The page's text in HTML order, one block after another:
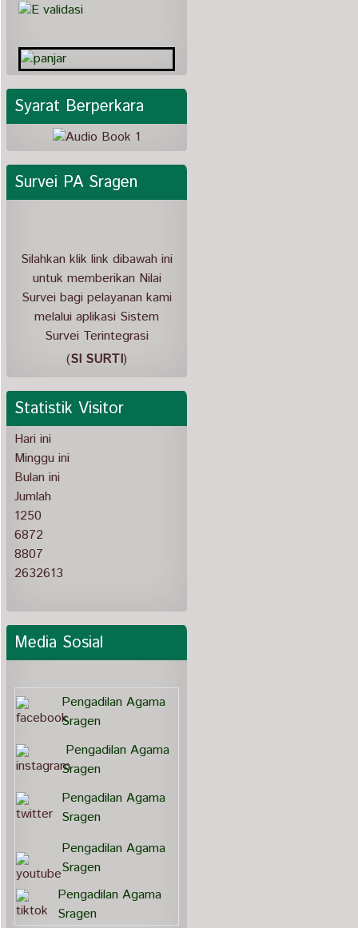
OKTOBER
01-30:November
AGENDA
BULAN
NOVEMBER
01-31:Desember
AGENDA
BULAN
DESEMBER
Syarat Berperkara
Survei PA Sragen
Silahkan klik link dibawah ini
untuk memberikan Nilai
Survei bagi pelayanan kami
melalui aplikasi Sistem
Survei Terintegrasi
(SI SURTI)
Statistik Visitor
Hari ini
Minggu ini
Bulan ini
Jumlah
1250
6872
8807
2632613
Media Sosial
Pengadilan Agama
Sragen
Pengadilan Agama
Sragen
Pengadilan Agama
Sragen
Pengadilan Agama
Sragen
Pengadilan Agama
Sragen